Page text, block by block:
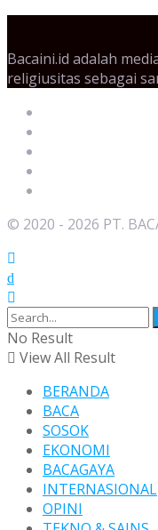
Bacaini.id adalah
religiusitas sebagai
© 2020 - 2026 PT.
No Result
View All Result
BERANDA
BACA
SOSOK
EKONOMI
BACAGAYA
INTERNASIONAL
OPINI